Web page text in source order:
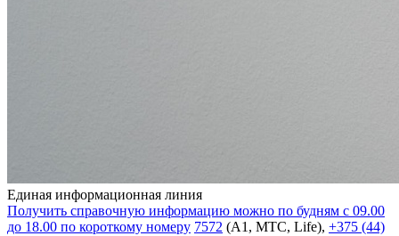
Единая информационная линия
Получить справочную информацию можно по будням с 09.00
до 18.00 по короткому номеру 7572 (А1, МТС, Life), +375 (44)